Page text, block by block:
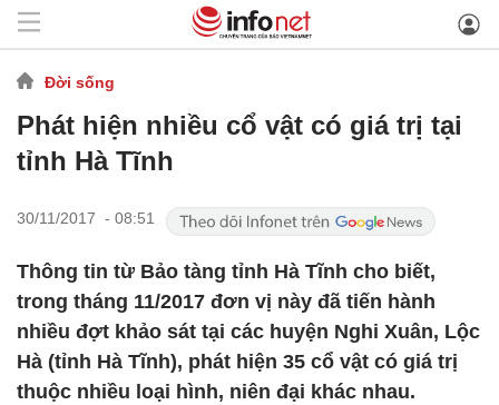
Đời sống
Phát hiện nhiều cổ vật có giá trị tại
tỉnh Hà Tĩnh
30/11/2017 - 08:51
Thông tin từ Bảo tàng tỉnh Hà Tĩnh cho biết,
trong tháng 11/2017 đơn vị này đã tiến hành
nhiều đợt khảo sát tại các huyện Nghi Xuân, Lộc
Hà (tỉnh Hà Tĩnh), phát hiện 35 cổ vật có giá trị
thuộc nhiều loại hình, niên đại khác nhau.